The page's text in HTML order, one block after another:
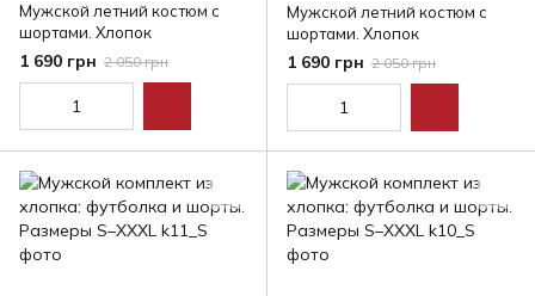
Мужской летний костюм с
шортами. Хлопок
1 690 грн 2 050 грн
Мужской летний костюм с
шортами. Хлопок
1 690 грн 2 050 грн